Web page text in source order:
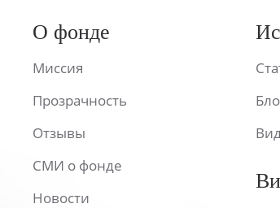
О фонде
Миссия
Прозрачность
Отзывы
СМИ о фонде
Новости